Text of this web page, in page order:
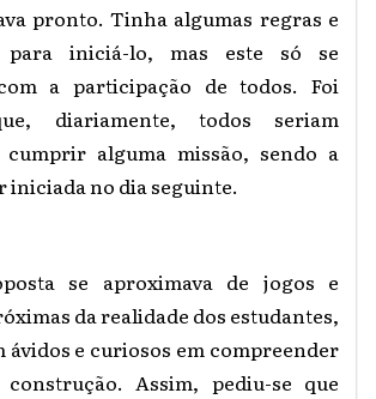
pronto. Tinha algumas regras e
para iniciá-lo, mas este só se
a participação de todos. Foi
diariamente, todos seriam
cumprir alguma missão, sendo a
iniciada no dia seguinte.
se aproximava de jogos e
da realidade dos estudantes,
ávidos e curiosos em compreender
Assim, pediu-se que